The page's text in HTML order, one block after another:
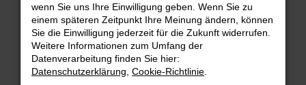
Fehler: Network Error
Beim Laden ist ein Fehler aufgetreten.
Hier sind ein paar Tipps, die dir helfen können:
wenn Sie uns Ihre Einwilligung geben. Wenn Sie zu
einem späteren Zeitpunkt Ihre Meinung ändern, können
Sie die Einwilligung jederzeit für die Zukunft widerrufen.
Weitere Informationen zum Umfang der
Datenverarbeitung finden Sie hier:
Datenschutzerklärung Cookie-Richtlinie